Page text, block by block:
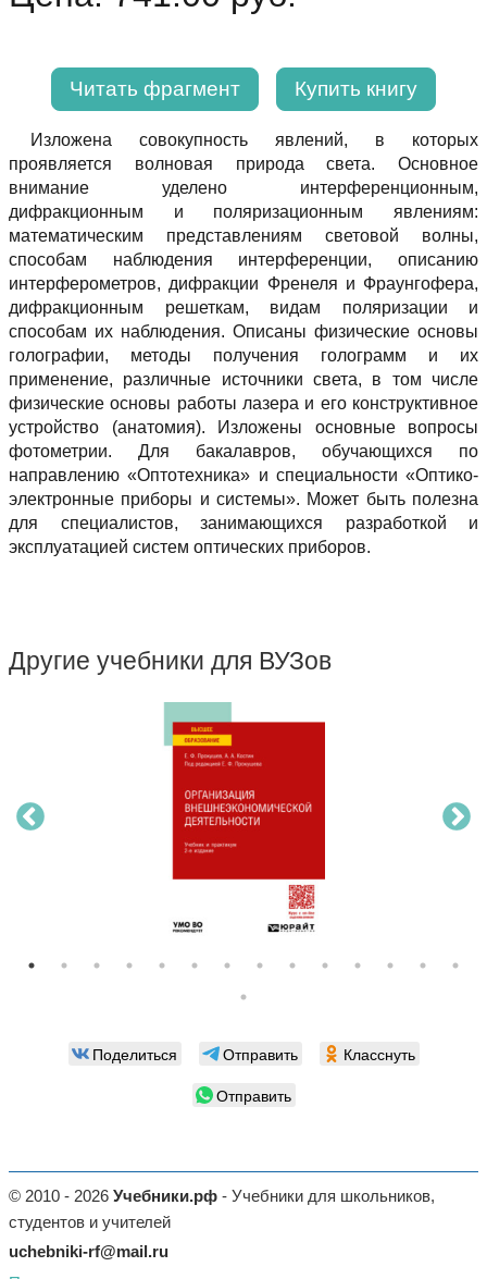
Читать фрагмент Купить книгу
Изложена совокупность явлений, в которых
проявляется волновая природа света. Основное
внимание уделено интерференционным,
дифракционным и поляризационным явлениям:
математическим представлениям световой волны,
способам наблюдения интерференции, описанию
интерферометров, дифракции Френеля и Фраунгофера,
дифракционным решеткам, видам поляризации и
способам их наблюдения. Описаны физические основы
голографии, методы получения голограмм и их
применение, различные источники света, в том числе
физические основы работы лазера и его конструктивное
устройство (анатомия). Изложены основные вопросы
фотометрии. Для бакалавров, обучающихся по
направлению «Оптотехника» и специальности «Оптико-
электронные приборы и системы». Может быть полезна
для специалистов, занимающихся разработкой и
эксплуатацией систем оптических приборов.
Другие учебники для ВУЗов
Поделиться Отправить
Класснуть
Отправить
© 2010 - 2026 Учебники.рф - Учебники для школьников,
студентов и учителей
uchebniki-rf@mail.ru